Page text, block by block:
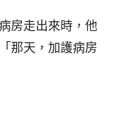
房走出來時，他
那天，加護病房